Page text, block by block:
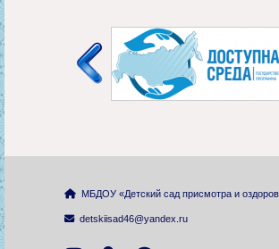
МБДОУ «Детский сад присмотра и
detskiisad46@yandex.ru